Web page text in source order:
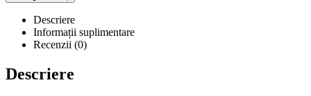
Descriere
Informații suplimentare
Recenzii (0)
Descriere